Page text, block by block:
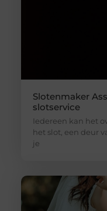
Slotenmaker
slotservice
Iedereen kan het
het slot, een deur
je